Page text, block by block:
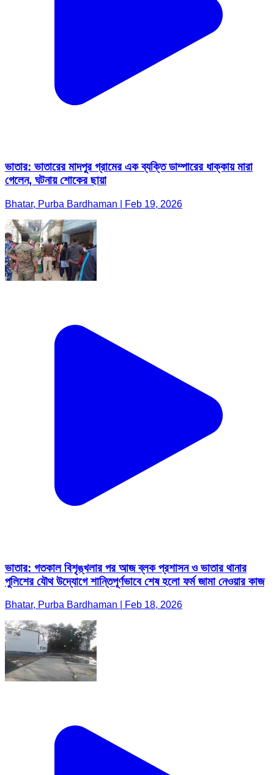
ভাতার: ভাতারের মাদপুর গ্রামের এক ব্যক্তি ডাম্পারের ধাক্কায় মারা
গেলেন, ঘটনায় শোকের ছায়া
Bhatar, Purba Bardhaman | Feb 19, 2026
ভাতার: গতকাল বিশৃঙ্খলার পর আজ ব্লক প্রশাসন ও ভাতার থানার
পুলিশের যৌথ উদ্যোগে শান্তিপূর্ণভাবে শেষ হলো ফর্ম জামা নেওয়ার কাজ
Bhatar, Purba Bardhaman | Feb 18, 2026